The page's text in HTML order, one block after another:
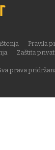
prava
Pravila
Zaštita